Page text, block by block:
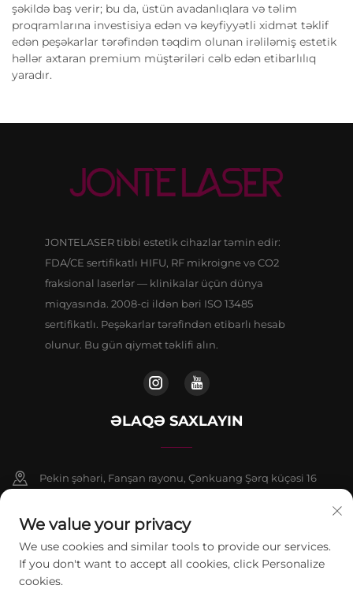
şəkildə baş verir; bu da, üstün avadanlıqlara və təlim
proqramlarına investisiya edən və keyfiyyətli xidmət təklif
edən peşəkarlar tərəfindən təqdim olunan irəliləmiş estetik
həllər axtaran premium müştəriləri cəlb edən etibarlılıq
yaradır.
JONTELASER tibbi estetik cihazlar təmin edir:
FDA/CE sertifikatlı HIFU, RF mikroigne və CO2
fraksional laserlər — klinikalar üçün dünya
miqyasında. 2008-ci ildən bəri ISO 13485
sertifikatlı. Peşəkarlar tərəfindən etibarlı hesab
olunur. Bu gün qiymət təklifi alın.
ƏLAQƏ SAXLAYIN
Pekin şəhəri, Fanşan rayonu, Çənkuang Şərq küçəsi 16
+86-13911459627
[email protected]
We value your privacy
We use cookies and similar tools to provide our services.
If you don't want to accept all cookies, click Personalize
cookies.